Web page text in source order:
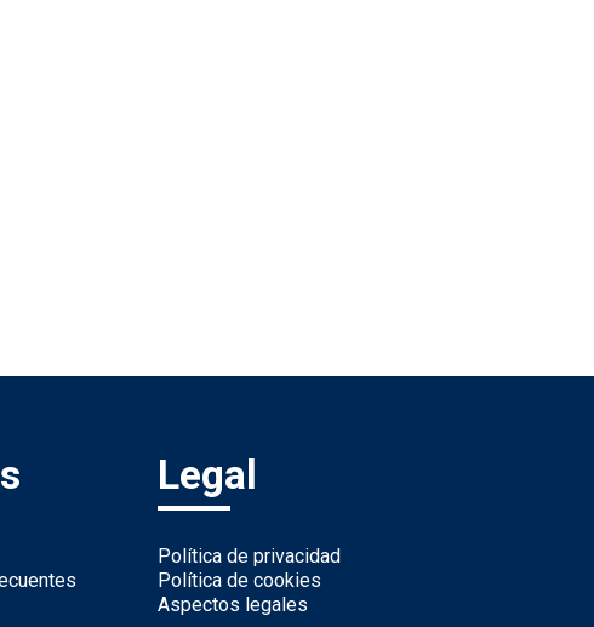
Legal
Política de privacidad
Política de cookies
Aspectos legales